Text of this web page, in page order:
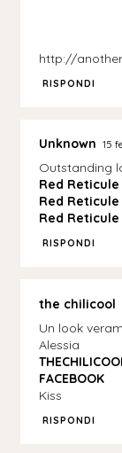
http://
RISPONDI
Unknown 15
Outstanding
Red Reticule
Red
Red Reticule
RISPONDI
the chilicool
Un look
Alessia
FACEBOOK
Kiss
RISPONDI